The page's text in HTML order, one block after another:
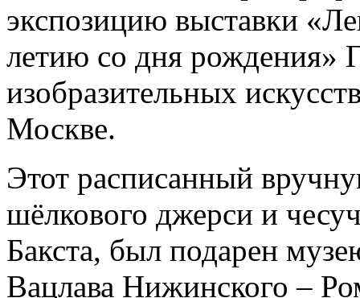
экспозицию выставки
летию со дня рождения»
изобразительных
Москве.
Этот расписанный
шёлкового джерси и
Бакста, был подарен
Вацлава Нижинского –